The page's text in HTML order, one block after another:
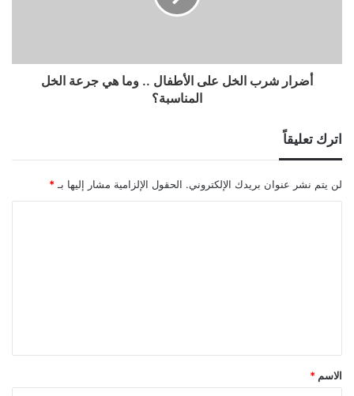
أضرار شرب الخل على الأطفال .. وما هي جرعة الخل
المناسبة؟
اترك تعليقاً
لن يتم نشر عنوان بريدك الإلكتروني. الحقول الإلزامية مشار إليها بـ *
ق
*
الاسم *